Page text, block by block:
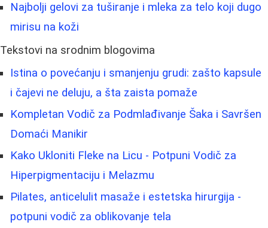
Najbolji gelovi za tuširanje i mleka za telo koji dugo
mirisu na koži
Tekstovi na srodnim blogovima
Istina o povećanju i smanjenju grudi: zašto kapsule
i čajevi ne deluju, a šta zaista pomaže
Kompletan Vodič za Podmlađivanje Šaka i Savršen
Domaći Manikir
Kako Ukloniti Fleke na Licu - Potpuni Vodič za
Hiperpigmentaciju i Melazmu
Pilates, anticelulit masaže i estetska hirurgija -
potpuni vodič za oblikovanje tela